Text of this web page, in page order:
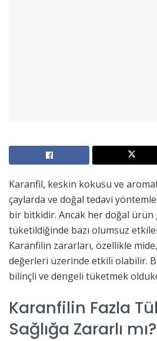
Karanfil, keskin kokusu ve
çaylarda ve doğal tedavi
bir bitkidir. Ancak her doğal ürün
tüketildiğinde bazı olumsuz
Karanfilin zararları, özellikle
değerleri üzerinde etkili olabilir.
bilinçli ve dengeli tüketmek
Karanfilin Fazla
Sağlığa Zararlı mı?